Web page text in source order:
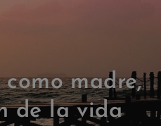
como madre,
de la vida